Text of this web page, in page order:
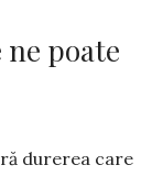
poate
durerea care